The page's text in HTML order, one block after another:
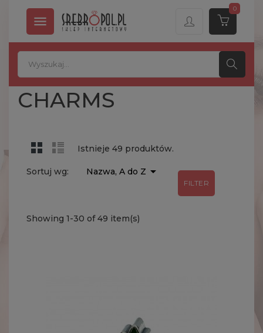

0
CHARMS
Istnieje 49 produktów.
Sortuj wg: Nazwa, A do Z 
FILTER
Showing 1-30 of 49 item(s)